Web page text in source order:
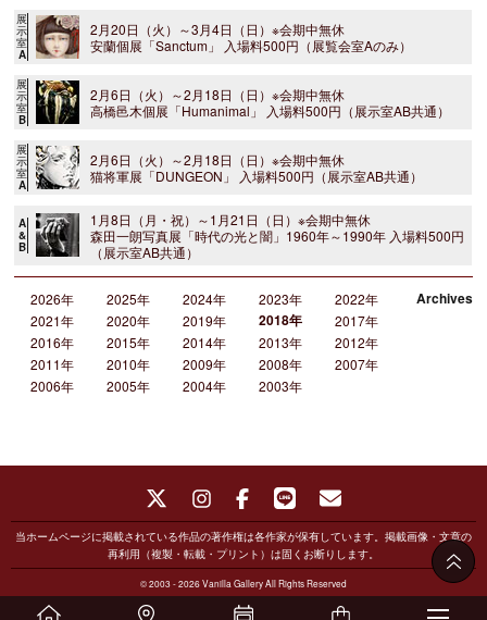
展
示
室
A
2月20日（火）～3月4日（日）※会期中無休
安蘭個展「Sanctum」 入場料500円（展覧会室Aのみ）
展
示
室
B
2月6日（火）～2月18日（日）※会期中無休
高橋邑木個展「Humanimal」 入場料500円（展示室AB共通）
展
示
室
A
2月6日（火）～2月18日（日）※会期中無休
猫将軍展「DUNGEON」 入場料500円（展示室AB共通）
A
&
B
1月8日（月・祝）～1月21日（日）※会期中無休
森田一朗写真展「時代の光と闇」1960年～1990年 入場料500円
（展示室AB共通）
2026年 2025年 2024年 2023年
2022年
2021年
2020年 2019年 2018年
2017年
2016年
2015年 2014年 2013年
2012年
2011年
2010年 2009年 2008年
2007年
2006年
2005年 2004年 2003年
Archives
当ホームページに掲載されている作品の著作権は各作家が保有しています。掲載画像・文章の
再利用（複製・転載・プリント）は固くお断りします。
© 2003 - 2026 Vanilla Gallery All Rights Reserved